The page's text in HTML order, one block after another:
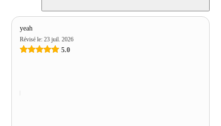
yeah
Révisé le: 23 juil. 2026
5.0